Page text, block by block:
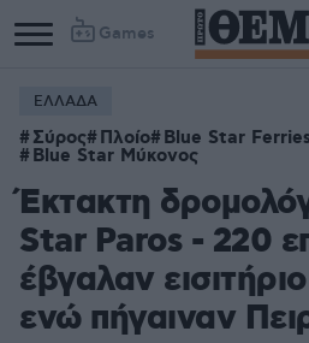
Games
ΕΛΛΑΔΑ
Σύρος Πλοίο Blue Star
Blue Star Μύκονος
Έκτακτη
Star Paros - 220
έβγαλαν
ενώ πήγαιναν